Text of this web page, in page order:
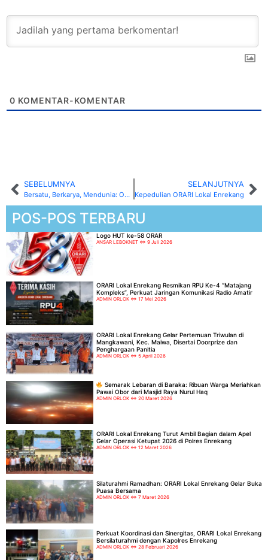
0 KOMENTAR-KOMENTAR
SEBELUMNYA
Bersatu, Berkarya, Mendunia: ORARI Keren
SELANJUTNYA
Kepedulian ORARI Lokal Enrekang
POS-POS TERBARU
Logo HUT ke-58 ORAR
ANSAR LEBOKNET 9 Juli 2026
ORARI Lokal Enrekang Resmikan RPU Ke-4 “Matajang
Kompleks”, Perkuat Jaringan Komunikasi Radio Amatir
ADMIN ORLOK 17 Mei 2026
ORARI Lokal Enrekang Gelar Pertemuan Triwulan di
Mangkawani, Kec. Maiwa, Disertai Doorprize dan
Penghargaan Panitia
ADMIN ORLOK 5 April 2026
Semarak Lebaran di Baraka: Ribuan Warga Meriahkan
Pawai Obor dari Masjid Raya Nurul Haq
ADMIN ORLOK 20 Maret 2026
ORARI Lokal Enrekang Turut Ambil Bagian dalam Apel
Gelar Operasi Ketupat 2026 di Polres Enrekang
ADMIN ORLOK 12 Maret 2026
Silaturahmi Ramadhan: ORARI Lokal Enrekang Gelar Buka
Puasa Bersama
ADMIN ORLOK 7 Maret 2026
Perkuat Koordinasi dan Sinergitas, ORARI Lokal Enrekang
Bersilaturahmi dengan Kapolres Enrekang
ADMIN ORLOK 28 Februari 2026